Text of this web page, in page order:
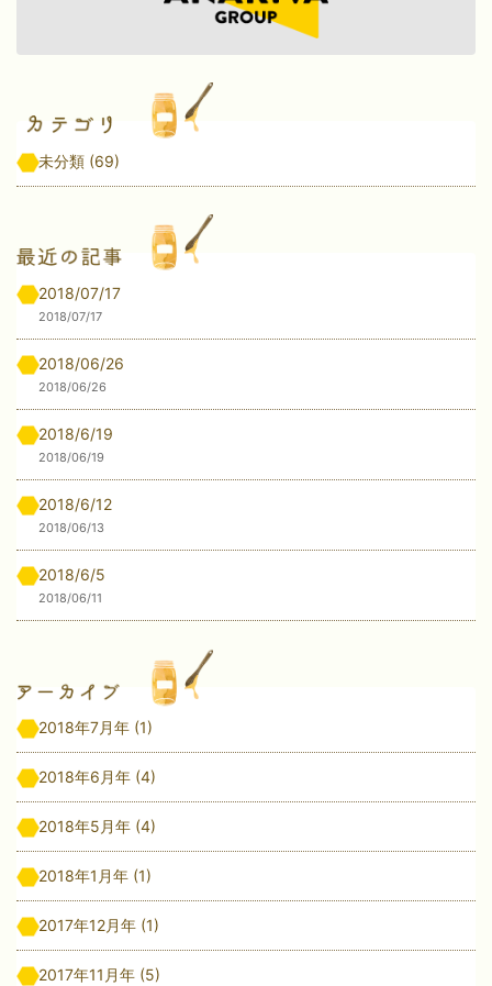
未分類 (69)
2018/07/17
2018/07/17
2018/06/26
2018/06/26
2018/6/19
2018/06/19
2018/6/12
2018/06/13
2018/6/5
2018/06/11
2018年7月年 (1)
2018年6月年 (4)
2018年5月年 (4)
2018年1月年 (1)
2017年12月年 (1)
2017年11月年 (5)